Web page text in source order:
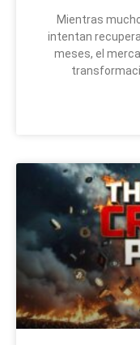
Mientras
intentan
meses, el